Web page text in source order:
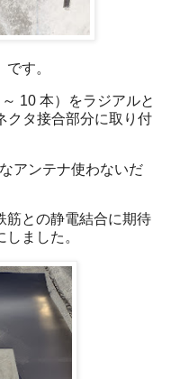
す。
10 本）をラジアルと
クタ接合部分に取り付
アンテナ使わないだ
筋との静電結合に期待
ました。